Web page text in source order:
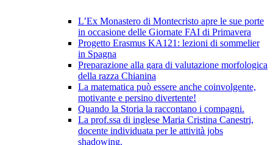
L’Ex Monastero di Montecristo apre le sue porte
in occasione delle Giornate FAI di Primavera
Progetto Erasmus KA121: lezioni di sommelier
in Spagna
Preparazione alla gara di valutazione morfologica
della razza Chianina
La matematica può essere anche coinvolgente,
motivante e persino divertente!
Quando la Storia la raccontano i compagni.
La prof.ssa di inglese Maria Cristina Canestri,
docente individuata per le attività jobs
shadowing.